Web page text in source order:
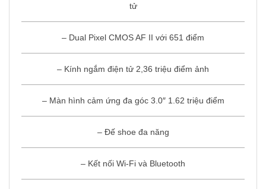
tử
– Dual Pixel CMOS AF II với 651 điểm
– Kính ngắm điện tử 2,36 triệu điểm ảnh
– Màn hình cảm ứng đa góc 3.0″ 1.62 triệu điểm
– Đế shoe đa năng
– Kết nối Wi-Fi và Bluetooth